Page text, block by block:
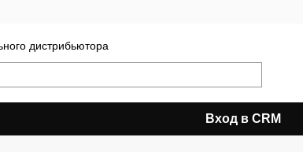
дистрибьютора
Вход в CRM